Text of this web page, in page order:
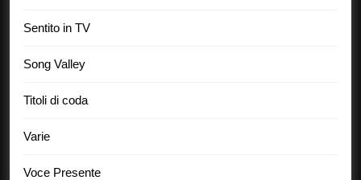
Sentito in TV
Song Valley
Titoli di coda
Varie
Voce Presente